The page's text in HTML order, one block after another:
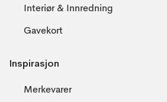
Interiør & Innredning
Gavekort
Inspirasjon
Merkevarer